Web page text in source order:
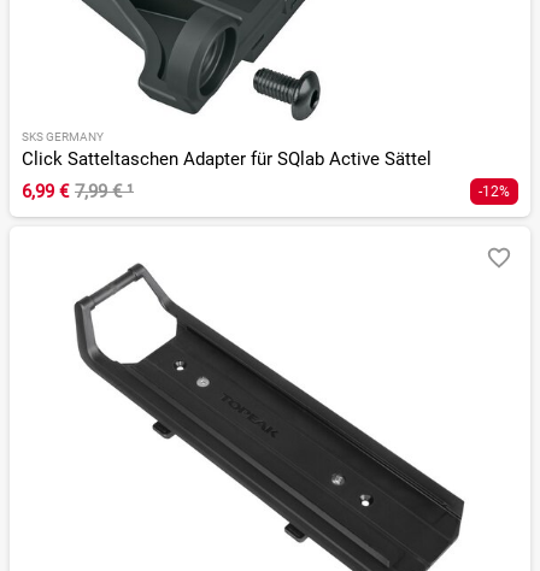
SKS GERMANY
Click Satteltaschen Adapter für SQlab Active Sättel
6,99 € 7,99 €¹ -12%